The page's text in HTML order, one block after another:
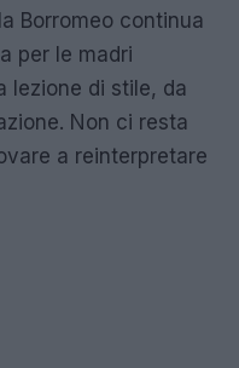
Borromeo continua
per le madri
lezione di stile, da
Non ci resta
a reinterpretare